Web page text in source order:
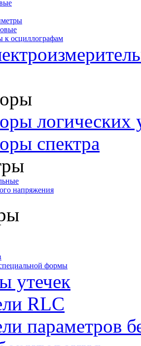
к осциллографам
логических
спектра
напряжения
формы
утечек
RLC
параметров